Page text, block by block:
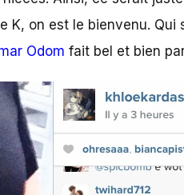
on est le bienvenu.
Odom fait bel et bien